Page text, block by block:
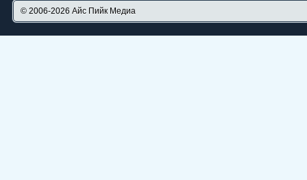
© 2006-2026 Айс Пийк Медиа